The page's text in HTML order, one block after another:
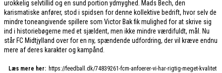
urokkelig selvtillid og en sund portion ydmyghed. Mads Bech, den
karismatiske anfører, stod i spidsen for denne kollektive bedrift, hvor selv de
mindre toneangivende spillere som Victor Bak fik mulighed for at skrive sig
ind i historiebøgerne med et sjældent, men ikke mindre værdifuldt, mål. Nu
står FC Midtjylland over for en ny, spændende udfordring, der vil kræve endnu
mere af deres karakter og kampånd.
Læs mere her: https://feedball.dk/74839261-fcm-anfoerer-vi-har-rigtig-meget-kvalitet